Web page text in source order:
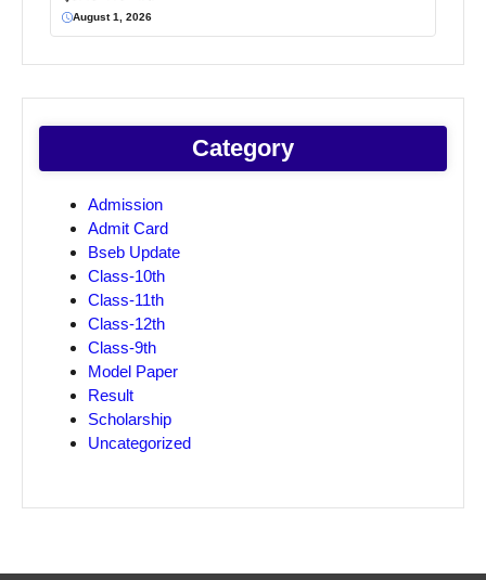
August 1, 2026
Category
Admission
Admit Card
Bseb Update
Class-10th
Class-11th
Class-12th
Class-9th
Model Paper
Result
Scholarship
Uncategorized